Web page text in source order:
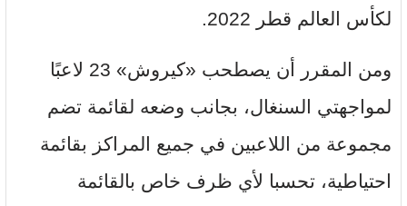
لكأس العالم قطر 2022.
ومن المقرر أن يصطحب «كيروش» 23 لاعبًا
لمواجهتي السنغال، بجانب وضعه لقائمة تضم
مجموعة من اللاعبين في جميع المراكز بقائمة
احتياطية، تحسبا لأي ظرف خاص بالقائمة